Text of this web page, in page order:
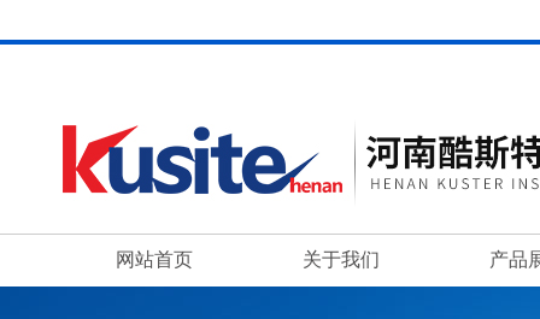
网站首页 关于我们 产品